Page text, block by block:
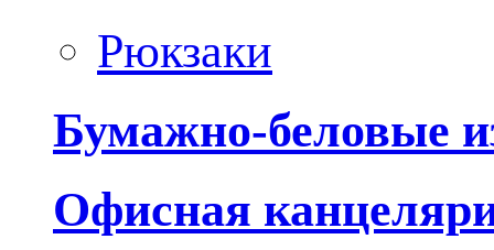
Рюкзаки
Бумажно-беловые
Офисная